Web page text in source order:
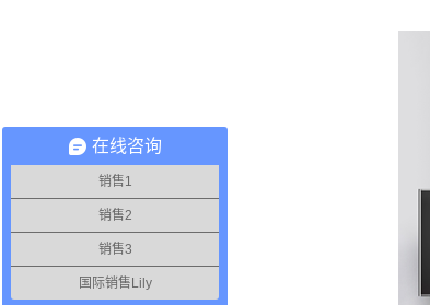
在线咨询
销售1
销售2
销售3
国际销售Lily